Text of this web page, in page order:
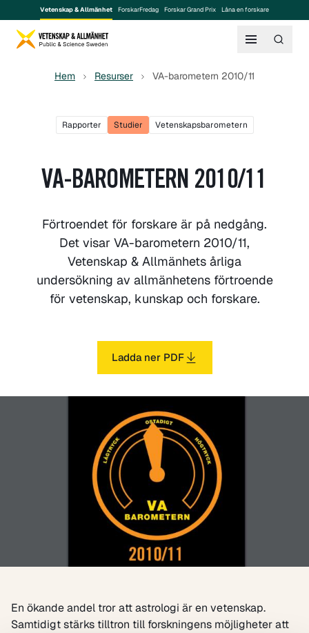
Vetenskap & Allmänhet ForskarFredag Forskar Grand Prix Låna en forskare
Hem Resurser VA-barometern 2010/11
Rapporter Studier Vetenskapsbarometern
VA-BAROMETERN 2010/11
Förtroendet för forskare är på nedgång.
Det visar VA-barometern 2010/11,
Vetenskap & Allmänhets årliga
undersökning av allmänhetens förtroende
för vetenskap, kunskap och forskare.
Ladda ner PDF
En ökande andel tror att astrologi är en vetenskap.
Samtidigt stärks tilltron till forskningens möjligheter att